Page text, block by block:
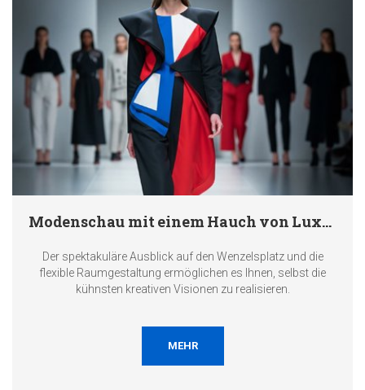
Modenschau mit einem Hauch von Luxus
Der spektakuläre Ausblick auf den Wenzelsplatz und die
flexible Raumgestaltung ermöglichen es Ihnen, selbst die
kühnsten kreativen Visionen zu realisieren.
MEHR